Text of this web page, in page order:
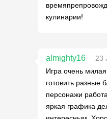
кулинарии!
almighty16
23
Игра очень
готовить разные
персонажи
яркая графика